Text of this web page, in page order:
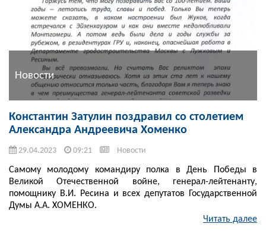
Новости
Константин Затулин поздравил со столетием
Александра Андреевича Хоменко
29.04.2023 09:21 Новости
Самому молодому командиру полка в День Победы в
Великой Отечественной войне, генерал-лейтенанту,
помощнику В.И. Ресина и всех депутатов Государственной
Думы А.А. ХОМЕНКО.
Читать далее